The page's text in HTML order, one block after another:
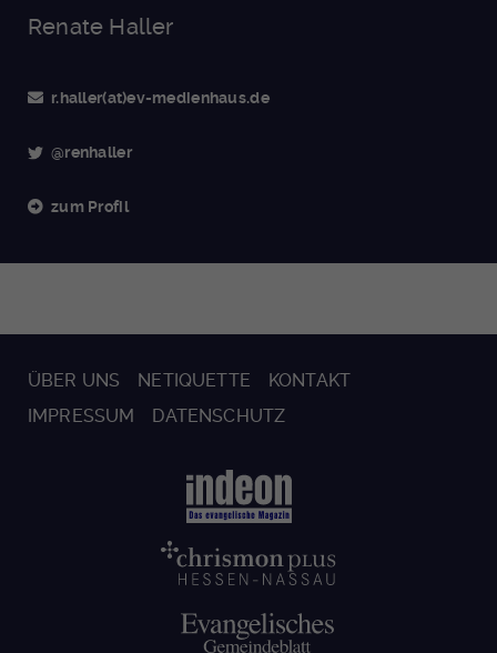
Renate Haller
r.haller(at)ev-medienhaus.de
@renhaller
zum Profil
ÜBER UNS NETIQUETTE
KONTAKT
IMPRESSUM
DATENSCHUTZ